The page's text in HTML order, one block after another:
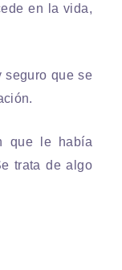
en la vida,
seguro que se
que le había
trata de algo